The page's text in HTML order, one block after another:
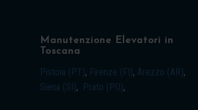
Manutenzione Elevatori in
Toscana
Pistoia (PT), Firenze (FI), Arezzo (AR),
Siena (SI), Prato (PO),